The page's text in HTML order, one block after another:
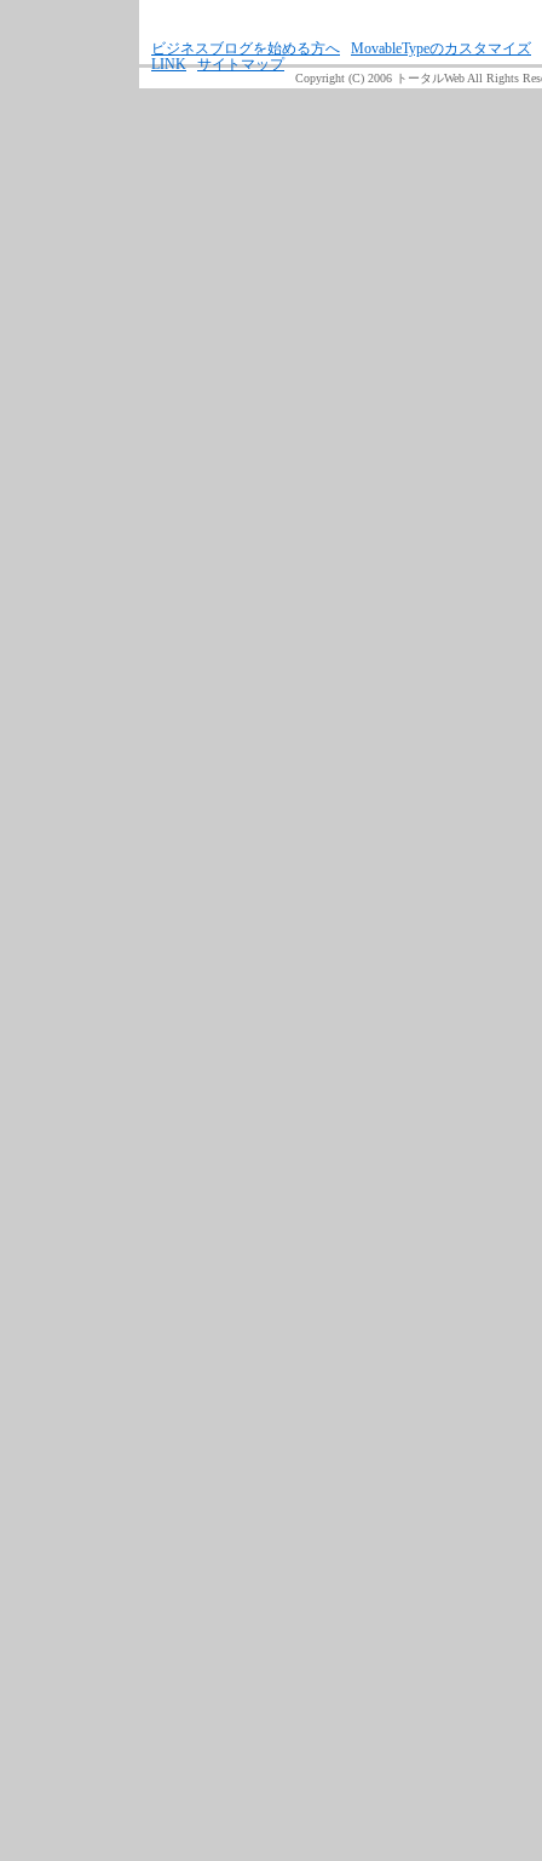
ビジネスブログを始める方へ
MovableTypeのカスタマイズ
LINK
サイトマップ
Copyright (C) 2006 トータルWeb All Rights